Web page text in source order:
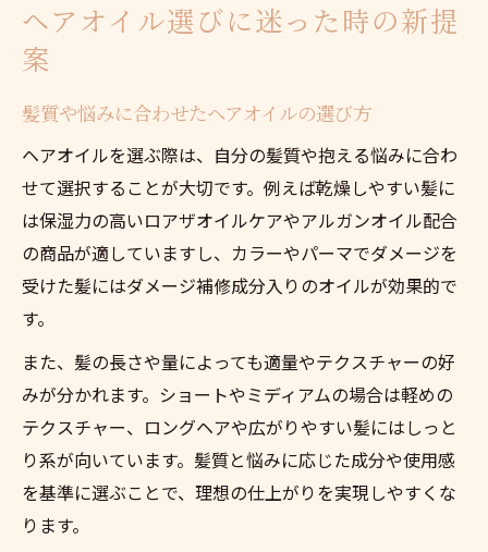
ヘアオイル選びに迷った時の新提
案
髪質や悩みに合わせたヘアオイルの選び方
ヘアオイルを選ぶ際は、自分の髪質や抱える悩みに合わ
せて選択することが大切です。例えば乾燥しやすい髪に
は保湿力の高いロアザオイルケアやアルガンオイル配合
の商品が適していますし、カラーやパーマでダメージを
受けた髪にはダメージ補修成分入りのオイルが効果的で
す。
また、髪の長さや量によっても適量やテクスチャーの好
みが分かれます。ショートやミディアムの場合は軽めの
テクスチャー、ロングヘアや広がりやすい髪にはしっと
り系が向いています。髪質と悩みに応じた成分や使用感
を基準に選ぶことで、理想の仕上がりを実現しやすくな
ります。